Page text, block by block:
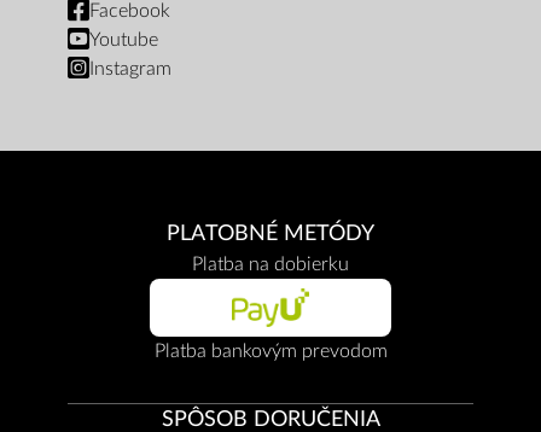
Facebook
Youtube
Instagram
PLATOBNÉ METÓDY
Platba na dobierku
Platba bankovým prevodom
SPÔSOB DORUČENIA